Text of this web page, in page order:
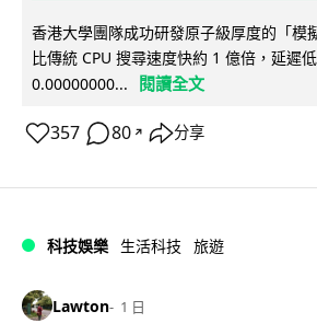
香港大學團隊成功研發原子級厚度的「模
比傳統 CPU 搜尋速度快約 1 億倍，延遲
0.00000000...
閱讀全文
357 80 ↗ 分享
科技娛樂 生活科技 旅遊
Lawton 1 日